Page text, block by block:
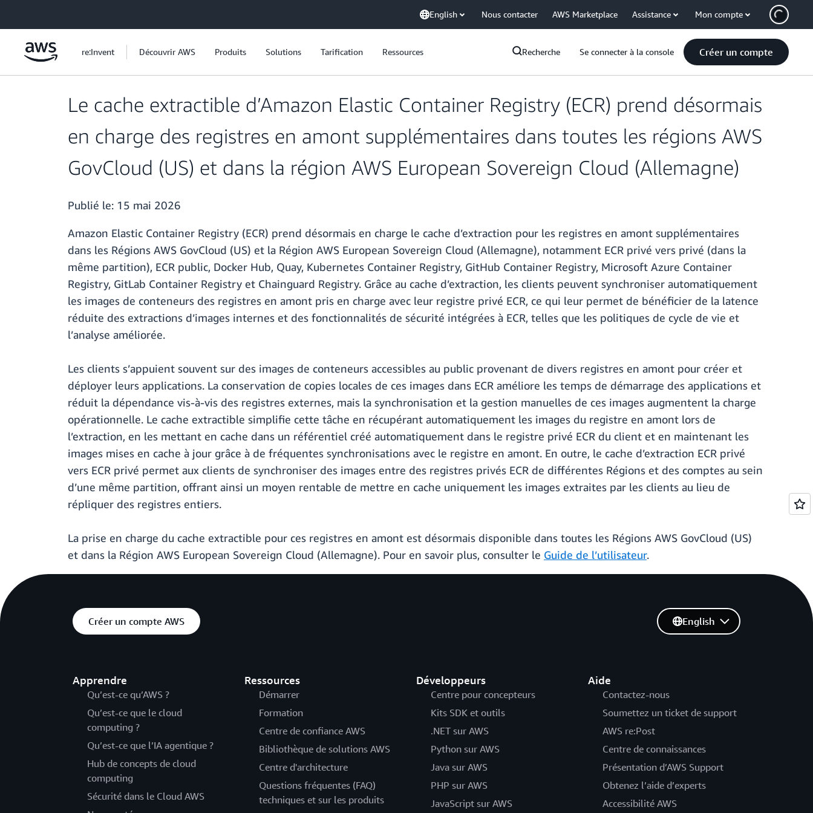
English Nous contacter AWS Marketplace Assistance Mon compte
re:Invent Découvrir AWS Produits Solutions Tarification Ressources Recherche Se connecter à la console Créer un compte
Le cache extractible d’Amazon Elastic Container Registry (ECR) prend désormais
en charge des registres en amont supplémentaires dans toutes les régions AWS
GovCloud (US) et dans la région AWS European Sovereign Cloud (Allemagne)
Publié le: 15 mai 2026
Amazon Elastic Container Registry (ECR) prend désormais en charge le cache d’extraction pour les registres en amont supplémentaires
dans les Régions AWS GovCloud (US) et la Région AWS European Sovereign Cloud (Allemagne), notamment ECR privé vers privé (dans la
même partition), ECR public, Docker Hub, Quay, Kubernetes Container Registry, GitHub Container Registry, Microsoft Azure Container
Registry, GitLab Container Registry et Chainguard Registry. Grâce au cache d’extraction, les clients peuvent synchroniser automatiquement
les images de conteneurs des registres en amont pris en charge avec leur registre privé ECR, ce qui leur permet de bénéficier de la latence
réduite des extractions d’images internes et des fonctionnalités de sécurité intégrées à ECR, telles que les politiques de cycle de vie et
l’analyse améliorée.
Les clients s’appuient souvent sur des images de conteneurs accessibles au public provenant de divers registres en amont pour créer et
déployer leurs applications. La conservation de copies locales de ces images dans ECR améliore les temps de démarrage des applications et
réduit la dépendance vis-à-vis des registres externes, mais la synchronisation et la gestion manuelles de ces images augmentent la charge
opérationnelle. Le cache extractible simplifie cette tâche en récupérant automatiquement les images du registre en amont lors de
l’extraction, en les mettant en cache dans un référentiel créé automatiquement dans le registre privé ECR du client et en maintenant les
images mises en cache à jour grâce à de fréquentes synchronisations avec le registre en amont. En outre, le cache d’extraction ECR privé
vers ECR privé permet aux clients de synchroniser des images entre des registres privés ECR de différentes Régions et des comptes au sein
d’une même partition, offrant ainsi un moyen rentable de mettre en cache uniquement les images extraites par les clients au lieu de
répliquer des registres entiers.
La prise en charge du cache extractible pour ces registres en amont est désormais disponible dans toutes les Régions AWS GovCloud (US)
et dans la Région AWS European Sovereign Cloud (Allemagne). Pour en savoir plus, consulter le Guide de l’utilisateur.
Créer un compte AWS
Apprendre
Qu’est-ce qu’AWS ?
Qu’est-ce que le cloud
computing ?
Qu’est-ce que l’IA agentique ?
Hub de concepts de cloud
computing
Sécurité dans le Cloud AWS
Ressources
Démarrer
Formation
Centre de confiance AWS
Bibliothèque de solutions AWS
Centre d'architecture
Questions fréquentes (FAQ)
techniques et sur les produits
Développeurs
Centre pour concepteurs
Kits SDK et outils
.NET sur AWS
Python sur AWS
Java sur AWS
PHP sur AWS
JavaScript sur AWS
Aide
Contactez-nous
Soumettez un ticket de support
AWS re:Post
Centre de connaissances
Présentation d’AWS Support
Obtenez l’aide d’experts
Accessibilité AWS
English